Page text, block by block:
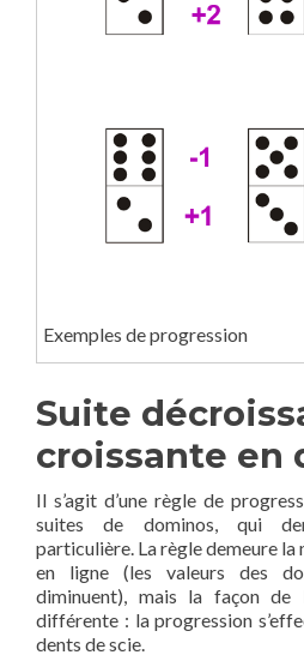
Exemples de progression
Suite
croissante en
Il s’agit d’une règle de
suites de dominos, qui
particulière. La règle demeure la
en ligne (les valeurs des
diminuent), mais la façon
différente : la progression
dents de scie.